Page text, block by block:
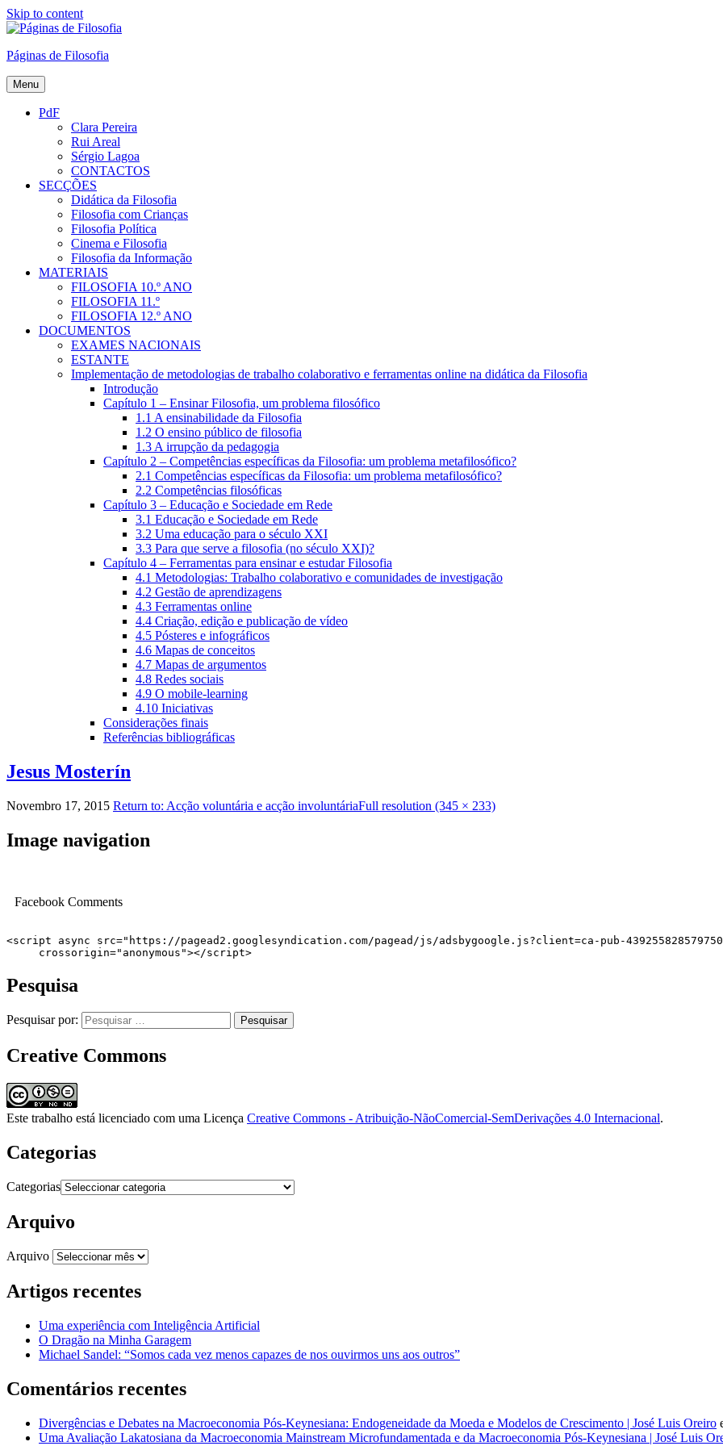
Skip to content
Páginas de Filosofia
Menu
PdF
Clara Pereira
Rui Areal
Sérgio Lagoa
CONTACTOS
SECÇÕES
Didática da Filosofia
Filosofia com Crianças
Filosofia Política
Cinema e Filosofia
Filosofia da Informação
MATERIAIS
FILOSOFIA 10.º ANO
FILOSOFIA 11.º
FILOSOFIA 12.º ANO
DOCUMENTOS
EXAMES NACIONAIS
ESTANTE
Implementação de metodologias de trabalho colaborativo e ferramentas online na didática da Filosofia
Introdução
Capítulo 1 – Ensinar Filosofia, um problema filosófico
1.1 A ensinabilidade da Filosofia
1.2 O ensino público de filosofia
1.3 A irrupção da pedagogia
Capítulo 2 – Competências específicas da Filosofia: um problema metafilosófico?
2.1 Competências específicas da Filosofia: um problema metafilosófico?
2.2 Competências filosóficas
Capítulo 3 – Educação e Sociedade em Rede
3.1 Educação e Sociedade em Rede
3.2 Uma educação para o século XXI
3.3 Para que serve a filosofia (no século XXI)?
Capítulo 4 – Ferramentas para ensinar e estudar Filosofia
4.1 Metodologias: Trabalho colaborativo e comunidades de investigação
4.2 Gestão de aprendizagens
4.3 Ferramentas online
4.4 Criação, edição e publicação de vídeo
4.5 Pósteres e infográficos
4.6 Mapas de conceitos
4.7 Mapas de argumentos
4.8 Redes sociais
4.9 O mobile-learning
4.10 Iniciativas
Considerações finais
Referências bibliográficas
Jesus Mosterín
Novembro 17, 2015 Return to: Acção voluntária e acção involuntáriaFull resolution (345 × 233)
Image navigation
Facebook Comments
<script async src="https://pagead2.googlesyndication.com/pagead/js/adsbygoogle.js?client=ca-pub-
     crossorigin="anonymous"></script>
Pesquisa
Pesquisar por:
Creative Commons
Este trabalho está licenciado com uma Licença Creative Commons - Atribuição-NãoComercial-SemDerivações 4.0 Internacional.
Categorias
Categorias
Arquivo
Arquivo
Artigos recentes
Uma experiência com Inteligência Artificial
O Dragão na Minha Garagem
Michael Sandel: “Somos cada vez menos capazes de nos ouvirmos uns aos outros”
Comentários recentes
Divergências e Debates na Macroeconomia Pós-Keynesiana: Endogeneidade da Moeda e Modelos de Crescimento | José Luis Oreiro
Uma Avaliação Lakatosiana da Macroeconomia Mainstream Microfundamentada e da Macroeconomia Pós-Keynesiana | José Luis